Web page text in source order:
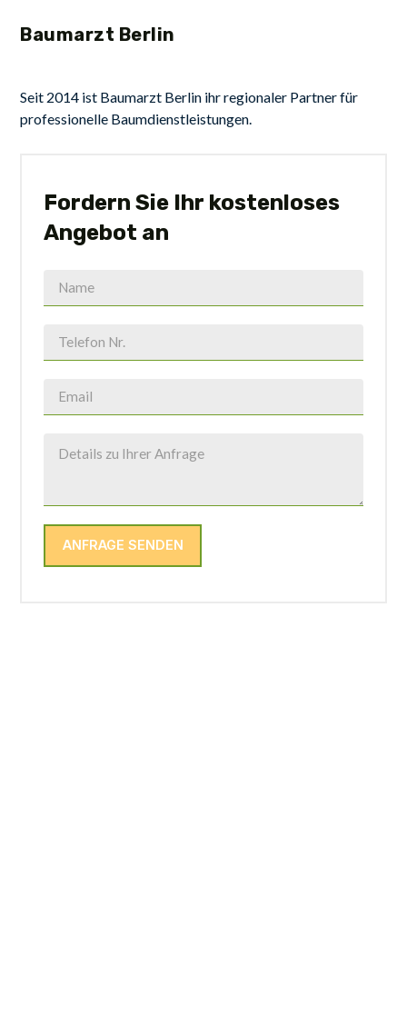
Baumarzt Berlin
Seit 2014 ist Baumarzt Berlin ihr regionaler Partner für
professionelle Baumdienstleistungen.
Fordern Sie Ihr kostenloses
Angebot an